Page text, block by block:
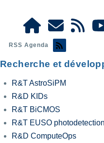
RSS Agenda
Recherche et
R&T AstroSiPM
R&D KIDs
R&T BiCMOS
R&T EUSO photodetection
R&D ComputeOps